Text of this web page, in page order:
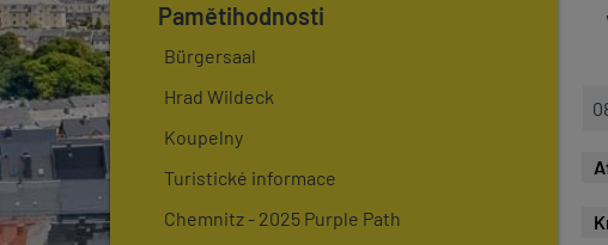
Pamětihodnosti
Bürgersaal
Hrad Wildeck
Koupelny
Turistické informace
Chemnitz - 2025 Purple Path